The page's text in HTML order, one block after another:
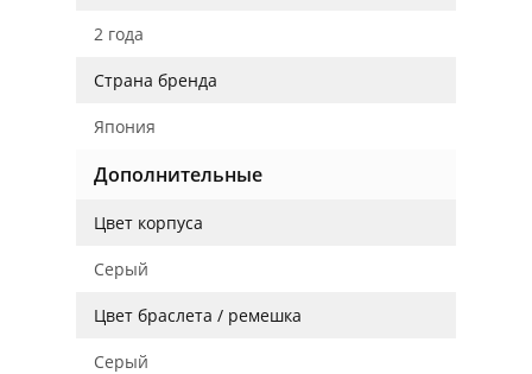
2 года
Страна бренда
Япония
Дополнительные
Цвет корпуса
Серый
Цвет браслета / ремешка
Серый